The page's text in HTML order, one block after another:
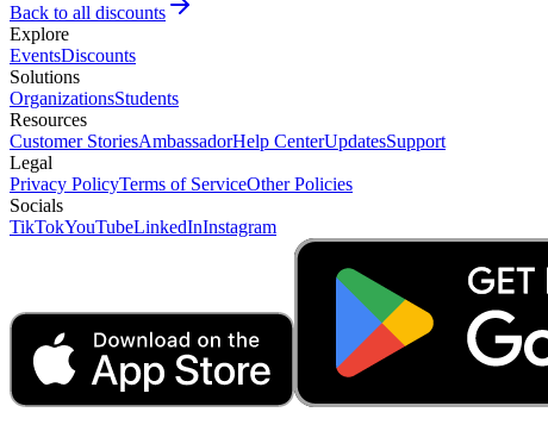
Back to all discounts
Explore
EventsDiscounts
Solutions
OrganizationsStudents
Resources
Customer StoriesAmbassadorHelp CenterUpdatesSupport
Legal
Privacy PolicyTerms of ServiceOther Policies
Socials
TikTokYouTubeLinkedInInstagram